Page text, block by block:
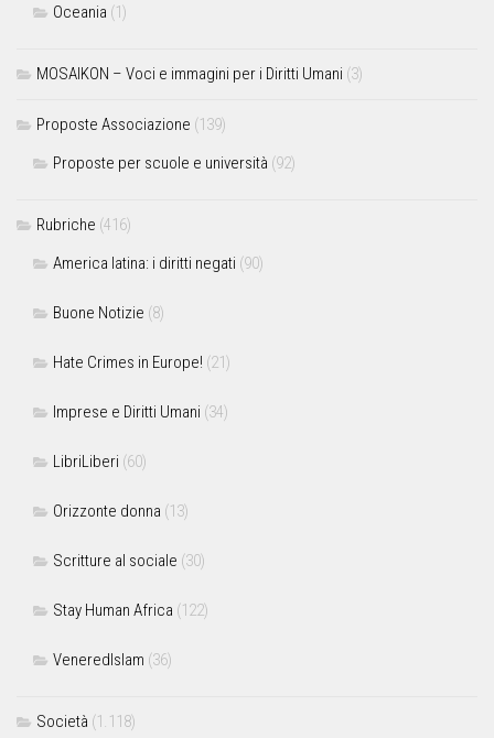
Oceania (1)
MOSAIKON – Voci e immagini per i Diritti Umani (3)
Proposte Associazione (139)
Proposte per scuole e università (92)
Rubriche (416)
America latina: i diritti negati (90)
Buone Notizie (8)
Hate Crimes in Europe! (21)
Imprese e Diritti Umani (34)
LibriLiberi (60)
Orizzonte donna (13)
Scritture al sociale (30)
Stay Human Africa (122)
VeneredIslam (36)
Società (1.118)